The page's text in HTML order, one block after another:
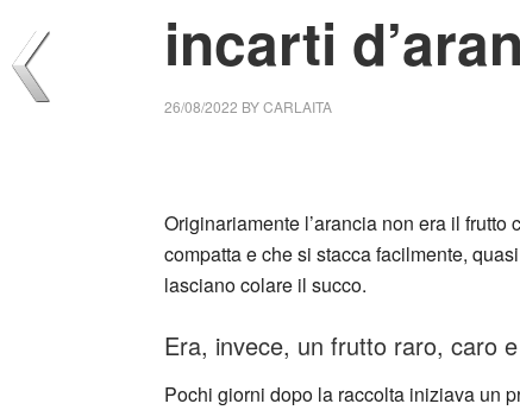
incarti
26/08/2022 BYCARLAITA
Originariamente l’arancia non era il
compatta e che si stacca facilmente,
lasciano colare il succo.
Era, invece, un frutto raro, caro
Pochi giorni dopo la raccolta iniziava un